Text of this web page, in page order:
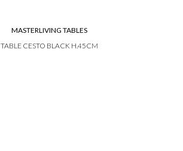
MASTERLIVING TABLES
TABLE CESTO BLACK H.45CM